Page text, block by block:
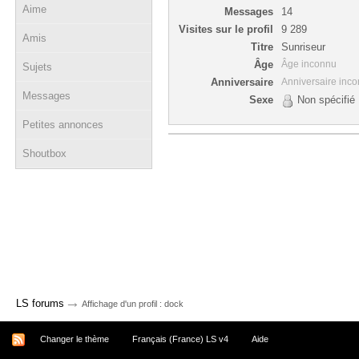
Aime
Amis
Sujets
Messages
Petites annonces
Shoutbox
Messages
14
Visites sur le profil
9 289
Titre
Sunriseur
Âge
Âge inconnu
Anniversaire Anniversaire
Sexe Non spécifié
LS forums → Affichage d'un profil : dock
Changer le thème Français (France) LS v4 Aide